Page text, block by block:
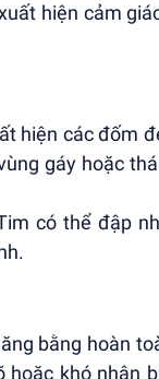
hiện cảm
hiện các đốm
gáy hoặc
có thể đập
bằng hoàn
hoặc khó nhận